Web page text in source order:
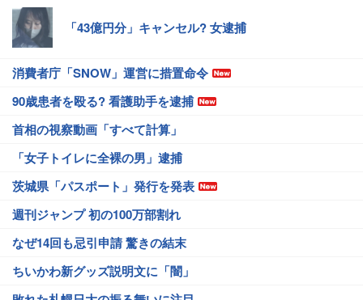
「43億円分」キャンセル? 女逮捕
消費者庁「SNOW」運営に措置命令
90歳患者を殴る? 看護助手を逮捕
首相の視察動画「すべて計算」
「女子トイレに全裸の男」逮捕
茨城県「パスポート」発行を発表
週刊ジャンプ 初の100万部割れ
なぜ14回も忌引申請 驚きの結末
ちいかわ新グッズ説明文に「闇」